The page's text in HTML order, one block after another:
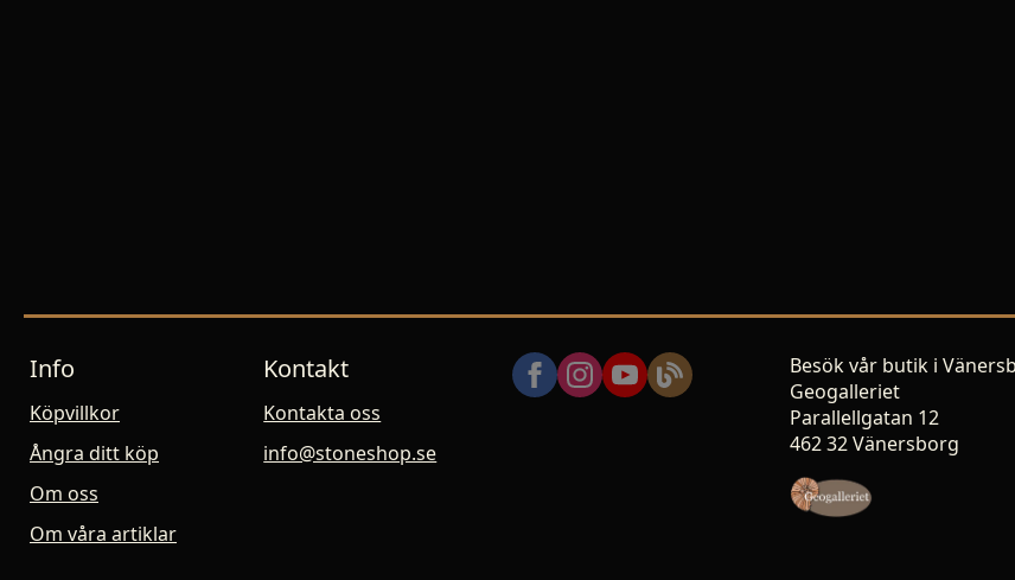
Info
Köpvillkor
Ångra ditt köp
Om oss
Om våra artiklar
Kontakt
Kontakta oss
info@stoneshop.se
Besök vår butik i
Geogalleriet
Parallellgatan 12
462 32 Vänersborg